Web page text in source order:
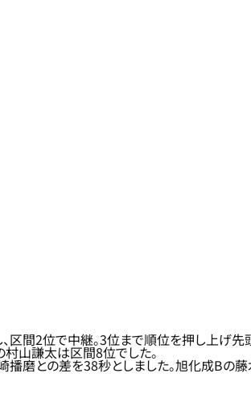
区間2位で中継。3位まで順位を押し上げ
村山謙太は区間8位でした。
磨との差を38秒としました。旭化成Bの